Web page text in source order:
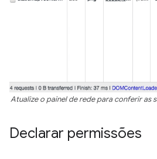
Atualize o painel de rede para conferir as
Declarar permissões